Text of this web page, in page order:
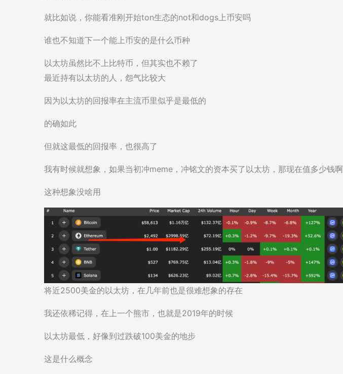
就比如说，你能看准刚开始ton生态的not和dogs上币安吗
谁也不知道下一个能上币安的是什么币种
以太坊虽然比不上比特币，但其实也不赖了
最近持有以太坊的人，怨气比较大
因为以太坊的回报率在主流币里似乎是最低的
的确如此
但就这最低的回报率，也很高了
我有时候就想象，如果当初冲meme，冲铭文的资本买了以太坊，那现在值多少钱啊
这种想象没啥用
将近2500美金的以太坊，在几年前也是很难想象的存在
我还依稀记得，在上一个熊市，也就是2019年的时候
以太坊最低，好像到过跌破100美金的地步
这是什么概念